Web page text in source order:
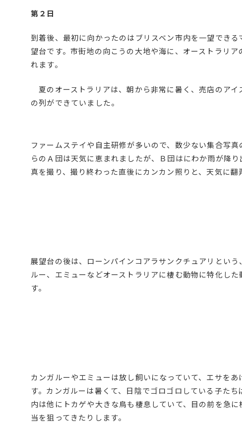
第２日
到着後、最初に向かったのはブリスベン市内を一望できる
望台です。市街地の向こうの大地や海に、オーストラリア
れます。
夏のオーストラリアは、朝から非常に暑く、売店のアイ
の列ができていました。
ファームステイや自主研修が多いので、数少ない集合写真
らのＡ団は天気に恵まれましたが、Ｂ団はにわか雨が降
真を撮り、撮り終わった直後にカンカン照りと、天気に翻
展望台の後は、ローンパインコアラサンクチュアリという
ルー、エミューなどオーストラリアに棲む動物に特化した
す。
カンガルーやエミューは放し飼いになっていて、エサをあ
す。カンガルーは暑くて、日陰でゴロゴロしている子たち
内は他にトカゲや大きな鳥も棲息していて、目の前を急に
当を狙ってきたりします。